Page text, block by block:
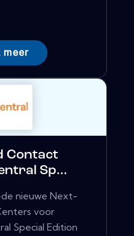
meer
Contact
Sp...
nieuwe Next-
voor
Special Edition